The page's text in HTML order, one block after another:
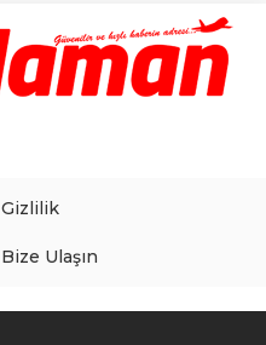
Gizlilik
Bize Ulaşın